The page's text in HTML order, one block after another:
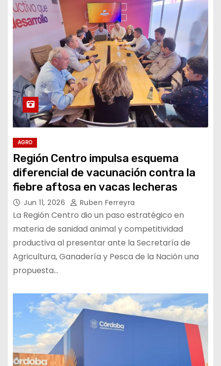
AGRO
Región Centro impulsa esquema
diferencial de vacunación contra la
fiebre aftosa en vacas lecheras
Jun 11, 2026 Ruben Ferreyra
La Región Centro dio un paso estratégico en
materia de sanidad animal y competitividad
productiva al presentar ante la Secretaría de
Agricultura, Ganadería y Pesca de la Nación una
propuesta…